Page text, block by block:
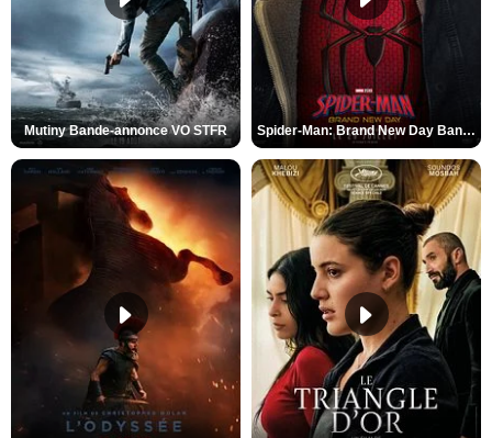
Mutiny Bande-annonce VO STFR Spider-Man: Brand New Day Bande-annonce VO STFR